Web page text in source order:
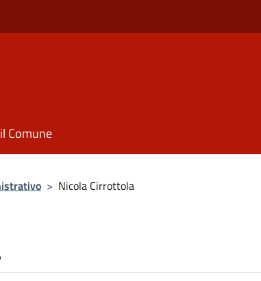
Comune
> Nicola Cirrottola